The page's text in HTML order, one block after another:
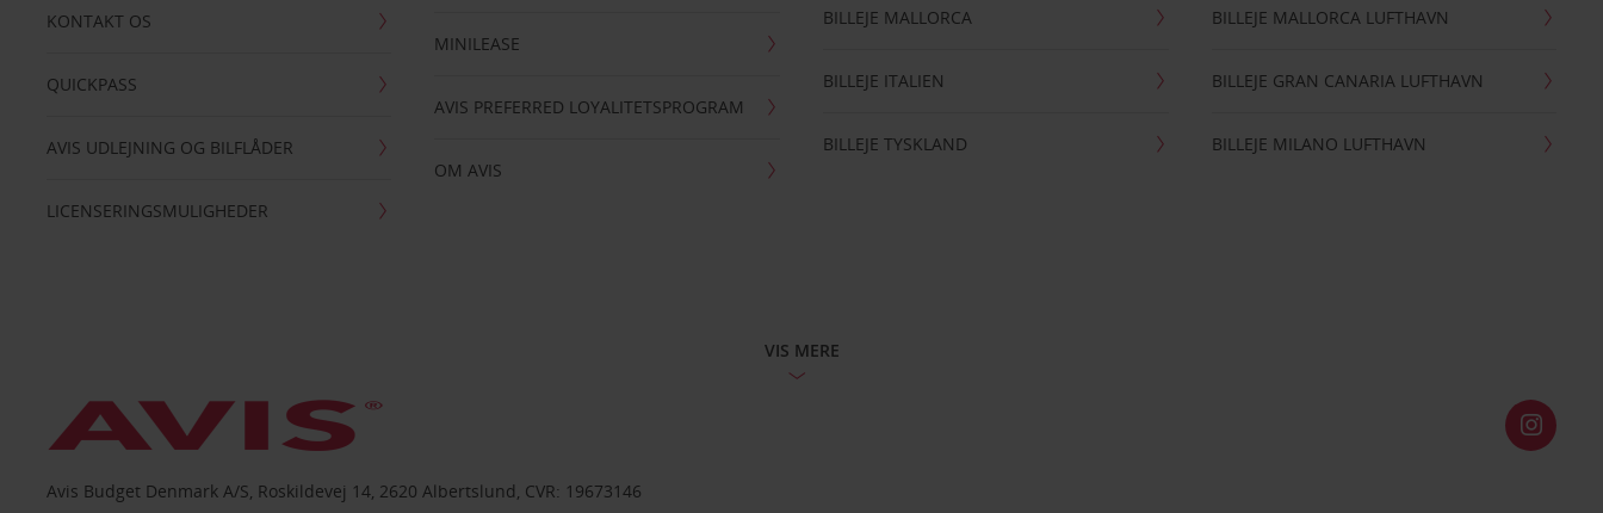
KONTAKT OS
QUICKPASS
AVIS UDLEJNING OG BILFLÅDER
LICENSERINGSMULIGHEDER
MINILEASE
AVIS PREFERRED LOYALITETSPROGRAM
OM AVIS
BILLEJE MALLORCA
BILLEJE ITALIEN
BILLEJE TYSKLAND
BILLEJE MALLORCA LUFTHAVN
BILLEJE GRAN CANARIA LUFTHAVN
BILLEJE MILANO LUFTHAVN
VIS MERE
Avis Budget Denmark A/S, Roskildevej 14, 2620 Albertslund, CVR: 19673146